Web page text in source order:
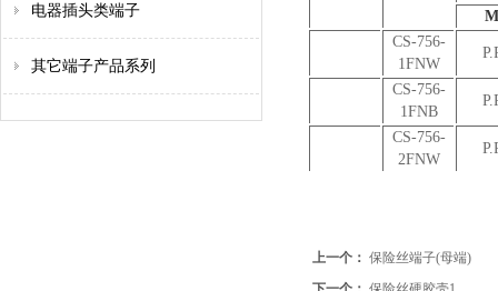
电器插头类端子
其它端子产品系列
M
CS-756-
1FNW
CS-756-
1FNB
CS-756-
2FNW
上一个： 保险丝端子(母端)